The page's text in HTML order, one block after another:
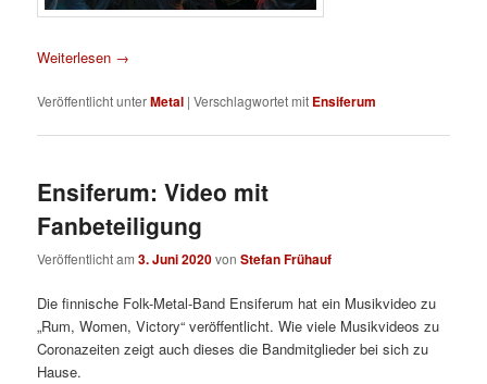
Weiterlesen →
Veröffentlicht unterMetal |Verschlagwortet mit Ensiferum
Ensiferum: Video mit
Fanbeteiligung
Veröffentlicht am3. Juni 2020vonStefan Frühauf
Die finnische Folk-Metal-Band Ensiferum hat ein Musikvideo zu
„Rum, Women, Victory“ veröffentlicht. Wie viele Musikvideos zu
Coronazeiten zeigt auch dieses die Bandmitglieder bei sich zu
Hause.